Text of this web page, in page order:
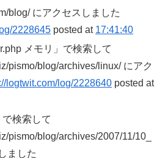
blog/ にアクセスしました
2228645 posted at 17:41:40
メモリ」で検索して
pismo/blog/archives/linux/ にアク
logtwit.com/log/2228640 posted at
で検索して
pismo/blog/archives/2007/11/10_
ました